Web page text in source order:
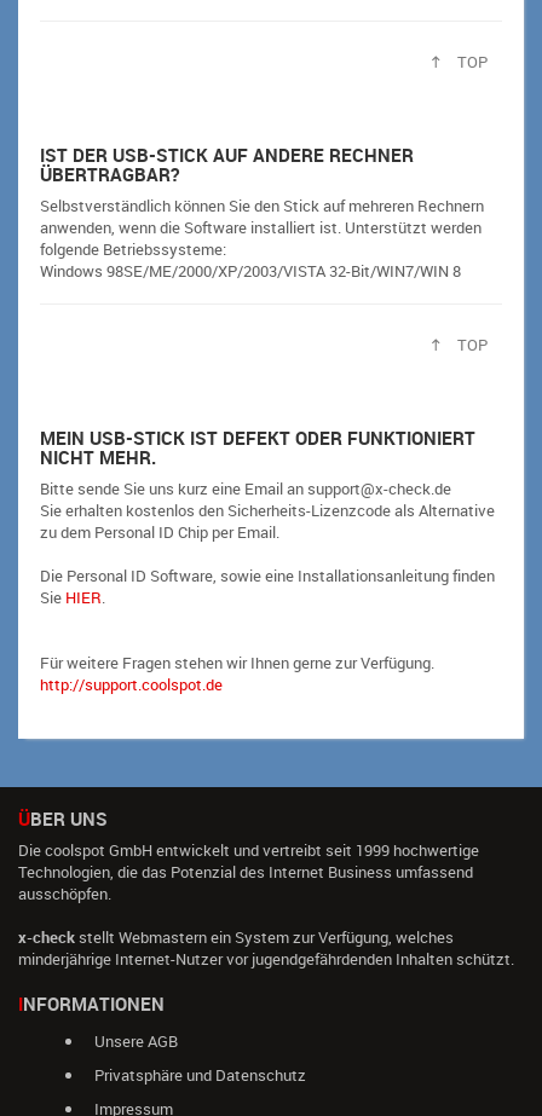
TOP
IST DER USB-STICK AUF ANDERE RECHNER
ÜBERTRAGBAR?
Selbstverständlich können Sie den Stick auf mehreren Rechnern
anwenden, wenn die Software installiert ist. Unterstützt werden
folgende Betriebssysteme:
Windows 98SE/ME/2000/XP/2003/VISTA 32-Bit/WIN7/WIN 8
TOP
MEIN USB-STICK IST DEFEKT ODER FUNKTIONIERT
NICHT MEHR.
Bitte sende Sie uns kurz eine Email an support@x-check.de
Sie erhalten kostenlos den Sicherheits-Lizenzcode als Alternative
zu dem Personal ID Chip per Email.
Die Personal ID Software, sowie eine Installationsanleitung finden
Sie HIER.
Für weitere Fragen stehen wir Ihnen gerne zur Verfügung.
http://support.coolspot.de
ÜBER UNS
Die coolspot GmbH entwickelt und vertreibt seit 1999 hochwertige
Technologien, die das Potenzial des Internet Business umfassend
ausschöpfen.
x-checkstellt Webmastern ein System zur Verfügung, welches
minderjährige Internet-Nutzer vor jugendgefährdenden Inhalten schützt.
INFORMATIONEN
Unsere AGB
Privatsphäre und Datenschutz
Impressum